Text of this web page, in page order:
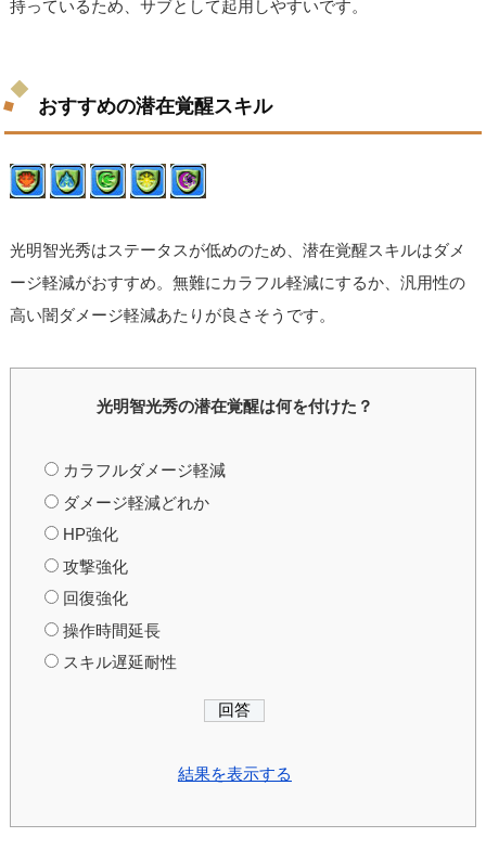
持っているため、サブとして起用しやすいです。
おすすめの潜在覚醒スキル
光明智光秀はステータスが低めのため、潜在覚醒スキルはダメ
ージ軽減がおすすめ。無難にカラフル軽減にするか、汎用性の
高い闇ダメージ軽減あたりが良さそうです。
光明智光秀の潜在覚醒は何を付けた？
カラフルダメージ軽減
ダメージ軽減どれか
HP強化
攻撃強化
回復強化
操作時間延長
スキル遅延耐性
結果を表示する